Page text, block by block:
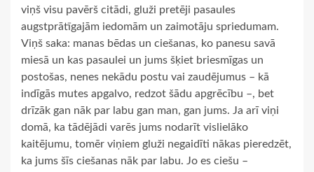
viņš visu pavērš citādi, gluži pretēji pasaules
augstprātīgajām iedomām un zaimotāju spriedumam.
Viņš saka: manas bēdas un ciešanas, ko panesu savā
miesā un kas pasaulei un jums šķiet briesmīgas un
postošas, nenes nekādu postu vai zaudējumus – kā
indīgās mutes apgalvo, redzot šādu apgrēcību –, bet
drīzāk gan nāk par labu gan man, gan jums. Ja arī viņi
domā, ka tādējādi varēs jums nodarīt vislielāko
kaitējumu, tomēr viņiem gluži negaidīti nākas pieredzēt,
ka jums šīs ciešanas nāk par labu. Jo es ciešu –